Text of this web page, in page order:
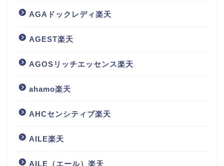
AGAドックレディ楽天
AGEST楽天
AGOSリッチエッセンス楽天
ahamo楽天
AHCセンシティブ楽天
AILE楽天
AILE（エール）楽天